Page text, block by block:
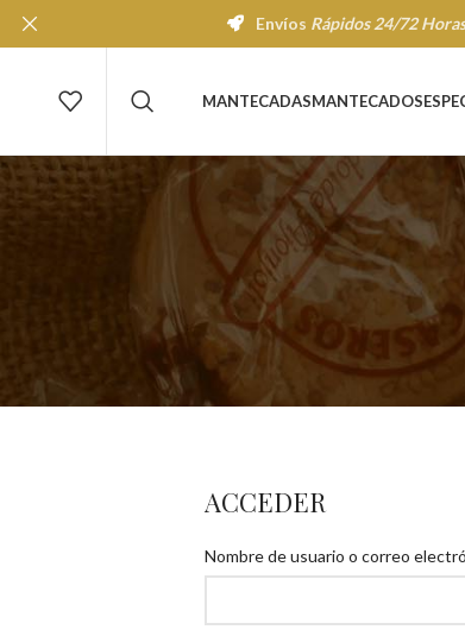
MANTECADASMANTECADOS
ACCEDER
Nombre de usuario o correo
Envíos Rápidos 24/72 Horas